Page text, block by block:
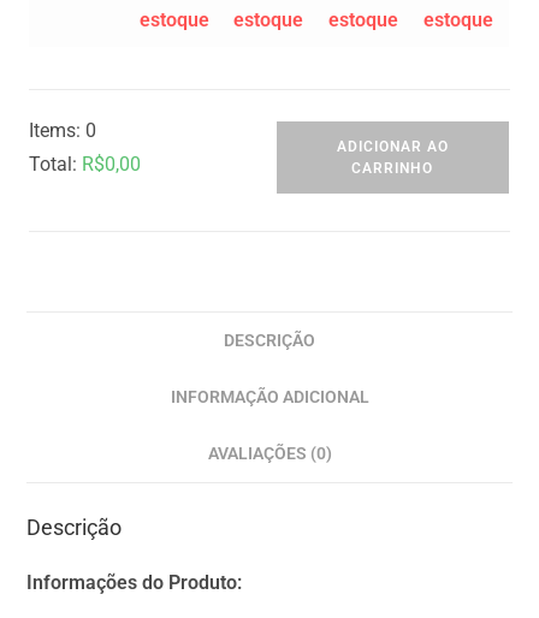
estoque
estoque
estoque
estoque
Items: 0
Total: R$0,00
a
ADICIONAR AO
CARRINHO
DESCRIÇÃO
INFORMAÇÃO ADICIONAL
AVALIAÇÕES (0)
Descrição
Informações do Produto: